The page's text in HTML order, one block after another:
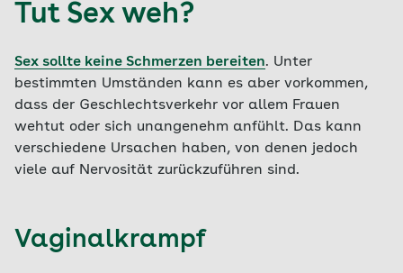
Tut Sex weh?
Sex sollte keine Schmerzen bereiten. Unter
bestimmten Umständen kann es aber vorkommen,
dass der Geschlechtsverkehr vor allem Frauen
wehtut oder sich unangenehm anfühlt. Das kann
verschiedene Ursachen haben, von denen jedoch
viele auf Nervosität zurückzuführen sind.
Vaginalkrampf